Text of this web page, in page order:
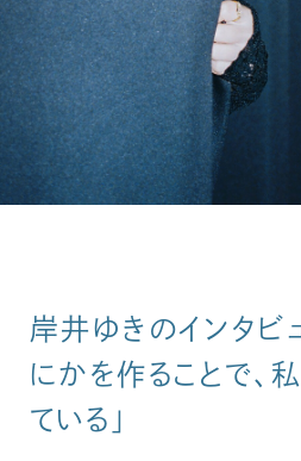
岸井ゆきのインタビ
にかを作ることで、
ている」